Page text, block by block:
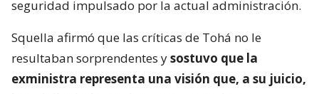
seguridad impulsado por la actual administración.
Squella afirmó que las críticas de Tohá no le
resultaban sorprendentes ysostuvo que la
exministra representa una visión que, a su juicio,